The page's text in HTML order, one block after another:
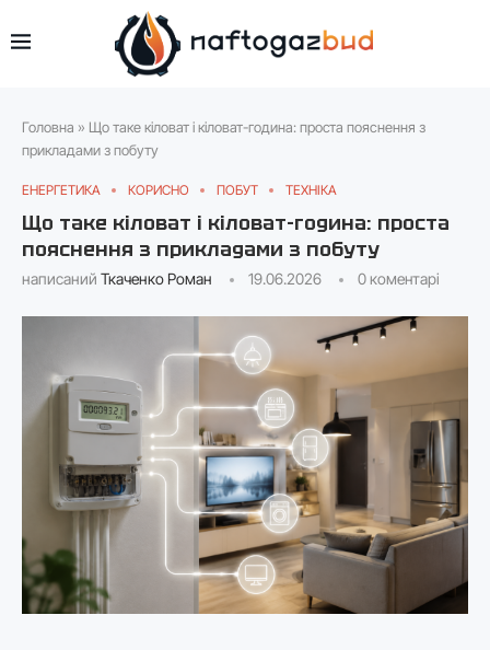
Головна » Що таке кіловат і кіловат-година: проста пояснення з
прикладами з побуту
ЕНЕРГЕТИКА КОРИСНО ПОБУТ ТЕХНІКА
Що таке кіловат і кіловат-година: проста
пояснення з прикладами з побуту
написаний Ткаченко Роман 19.06.2026 0 коментарі